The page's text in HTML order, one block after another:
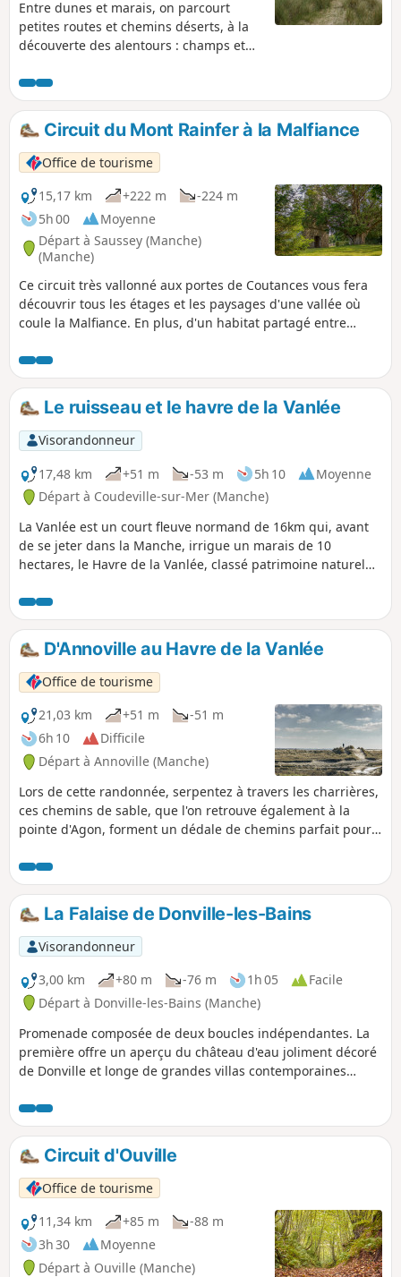
Entre dunes et marais, on parcourt
petites routes et chemins déserts, à la
découverte des alentours : champs et
anciennes maisons de pierre joliment
fleuries, et granges abandonnées où la
nature reprend ses droits. Le charme
(hélas) est trop souvent rompu par
l'apparition récente de grandes
habitations contemporaines parfois
quelque peu prétentieuses.
Circuit du Mont Rainfer à la Malfiance
Office de tourisme
15,17 km
+222 m
-224 m
5h 00
Moyenne
Départ à Saussey (Manche)
(Manche)
Ce circuit très vallonné aux portes de Coutances vous fera
découvrir tous les étages et les paysages d'une vallée où
coule la Malfiance. En plus, d'un habitat partagé entre
fenêtres) et terre et masse, le circuit passe devant de très
beaux bâtiments (manoir, colombier, presbytères, églises)
caractéristiques du Coutançais.
Le ruisseau et le havre de la Vanlée
Visorandonneur
17,48 km
+51 m -53 m 5h 10
Moyenne
Départ à Coudeville-sur-Mer (Manche)
La Vanlée est un court fleuve normand de 16km qui, avant
de se jeter dans la Manche, irrigue un marais de 10
hectares, le Havre de la Vanlée, classé patrimoine naturel
salines, il est traversé par une route submersible
recouverte lors de fortes marées. Il y a été recensées
quelques 150 espèces d'oiseaux. On y trouve aussi des
moutons et des lapins !
D'Annoville au Havre de la Vanlée
Office de tourisme
21,03 km
+51 m
-51 m
6h 10
Difficile
Départ à Annoville (Manche)
Lors de cette randonnée, serpentez à travers les charrières,
ces chemins de sable, que l'on retrouve également à la
pointe d'Agon, forment un dédale de chemins parfait pour
parcourir de paisibles petites routes de campagne.
La Falaise de Donville-les-Bains
Visorandonneur
3,00 km
+80 m -76 m 1h 05
Facile
Départ à Donville-les-Bains (Manche)
Promenade composée de deux boucles indépendantes. La
première offre un aperçu du château d'eau joliment décoré
de Donville et longe de grandes villas contemporaines
plus intéressante, passe le long de la falaise avant de
grimper au sommet pour une vue étendue sur la mer et le
littoral. Dans les deux cas, un sentier très pentu sera
emprunté.
Circuit d'Ouville
Office de tourisme
11,34 km
+85 m
-88 m
3h 30
Moyenne
Départ à Ouville (Manche)